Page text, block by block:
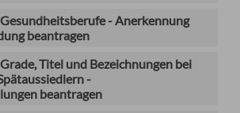
- Anerkennung
beantragen
Titel und Bezeichnungen bei
-
beantragen